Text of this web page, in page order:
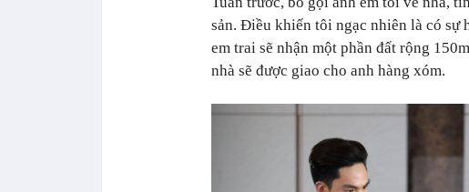
sản. Điều khiến tôi ngạc nhiên là có sự
em trai sẽ nhận một phần đất rộng
nhà sẽ được giao cho anh hàng xóm.